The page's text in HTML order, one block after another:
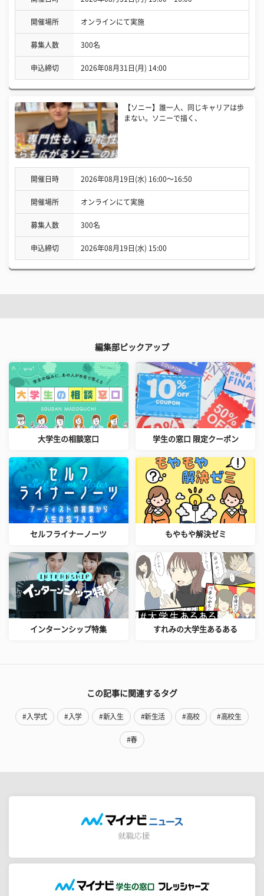
開催場所 オンラインにて実施
募集人数 300名
申込締切 2026年08月31日(月) 14:00
【ソニー】誰一人、同じキャリアは歩
まない。ソニーで描く、
開催日時 2026年08月19日(水) 16:00〜16:50
開催場所 オンラインにて実施
募集人数 300名
申込締切 2026年08月19日(水) 15:00
編集部ピックアップ
大学生の相談窓口 学生の窓口 限定クーポン
セルフライナーノーツ もやもや解決ゼミ
インターンシップ特集 すれみの大学生あるある
この記事に関連するタグ
#入学式 #入学 #新入生 #新生活 #高校 #高校生
#春